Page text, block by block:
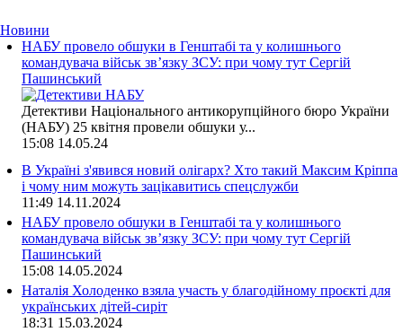
Новини
НАБУ провело обшуки в Генштабі та у колишнього
командувача військ зв’язку ЗСУ: при чому тут Сергій
Пашинський
Детективи Національного антикорупційного бюро України
(НАБУ) 25 квітня провели обшуки у...
15:08 14.05.24
В Україні з'явився новий олігарх? Хто такий Максим Кріппа
і чому ним можуть зацікавитись спецслужби
11:49 14.11.2024
НАБУ провело обшуки в Генштабі та у колишнього
командувача військ зв’язку ЗСУ: при чому тут Сергій
Пашинський
15:08 14.05.2024
Наталія Холоденко взяла участь у благодійному проєкті для
українських дітей-сиріт
18:31 15.03.2024